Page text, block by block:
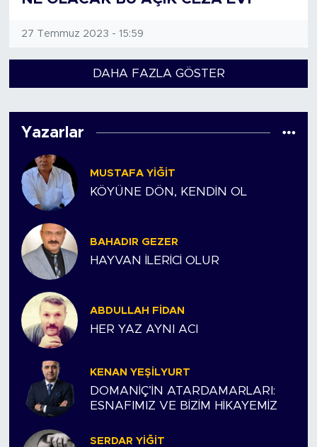
27 Temmuz 2023 - 15:59
DAHA FAZLA GÖSTER
Yazarlar
MUSTAFA YIĞIT
KÖYÜNE DÖN, KENDİN OL
BAHADIR GEZER
HAYVAN İLERİCİ OLUR
ABDULLAH FIDAN
HER YAZ AYNI ACI
KENAN YEŞILYURT
DOMANİÇ’İN ATARDAMARLARI:
ESNAFIMIZ VE BİZİM HİKAYEMİZ
SERDAR YIĞIT